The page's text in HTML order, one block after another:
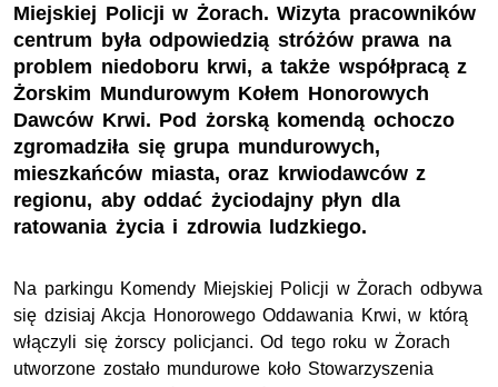
Miejskiej Policji w Żorach. Wizyta pracowników
centrum była odpowiedzią stróżów prawa na
problem niedoboru krwi, a także współpracą z
Żorskim Mundurowym Kołem Honorowych
Dawców Krwi. Pod żorską komendą ochoczo
zgromadziła się grupa mundurowych,
mieszkańców miasta, oraz krwiodawców z
regionu, aby oddać życiodajny płyn dla
ratowania życia i zdrowia ludzkiego.
Na parkingu Komendy Miejskiej Policji w Żorach odbywa
się dzisiaj Akcja Honorowego Oddawania Krwi, w którą
włączyli się żorscy policjanci. Od tego roku w Żorach
utworzone zostało mundurowe koło Stowarzyszenia